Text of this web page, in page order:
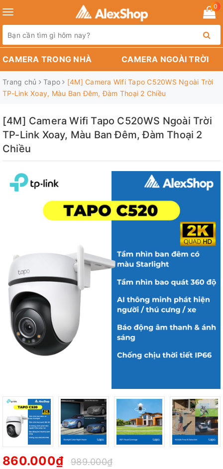
Toggle
navigation
0
CAMERA TRONG NHÀ CAMERA NGOÀI TRỜI
Trang chủ Tapo
[4M] Camera Wifi Tapo C520WS Ngoài Trời
TP-Link Xoay, Màu Ban Đêm, Đàm Thoại 2 Chiều
[4M] Camera Wifi Tapo C520WS Ngoài Trời
TP-Link Xoay, Màu Ban Đêm, Đàm Thoại 2
Chiều
860.000₫ 989.000₫